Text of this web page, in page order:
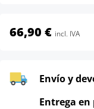
66,90 € incl. IVA
Envío y
Entrega